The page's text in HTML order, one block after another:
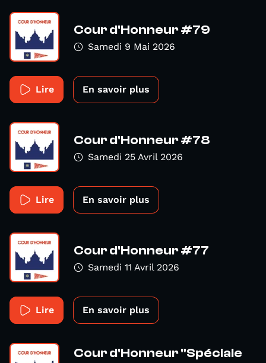
Cour d'Honneur #79
Samedi 9 Mai 2026
Lire En savoir plus
Cour d'Honneur #78
Samedi 25 Avril 2026
Lire En savoir plus
Cour d'Honneur #77
Samedi 11 Avril 2026
Lire En savoir plus
Cour d'Honneur "Spéciale